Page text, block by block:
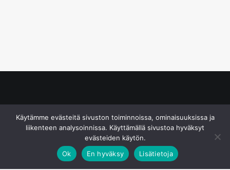
Käytämme evästeitä sivuston toiminnoissa, ominaisuuksissa ja
liikenteen analysoinnissa. Käyttämällä sivustoa hyväksyt
evästeiden käytön.
Ok
En hyväksy Lisätietoja